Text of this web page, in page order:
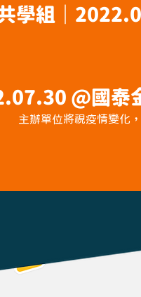
學組｜
@國泰
主辦單位將視疫情變化